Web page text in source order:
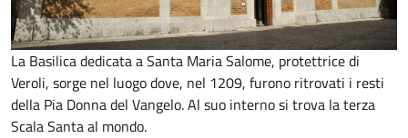
La Basilica dedicata a Santa Maria Salome, protettrice di
Veroli, sorge nel luogo dove, nel 1209, furono ritrovati i resti
della Pia Donna del Vangelo. Al suo interno si trova la terza
Scala Santa al mondo.